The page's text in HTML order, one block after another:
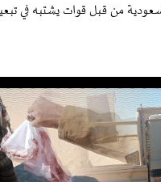
من قبل قوات يشتبه في